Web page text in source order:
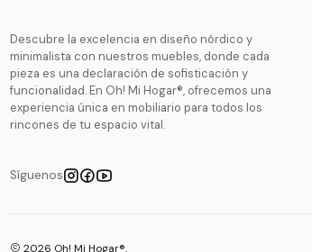
Descubre la excelencia en diseño nórdico y
minimalista con nuestros muebles, donde cada
pieza es una declaración de sofisticación y
funcionalidad. En Oh! Mi Hogar®, ofrecemos una
experiencia única en mobiliario para todos los
rincones de tu espacio vital.
Síguenos
2026 Oh! Mi Hogar®.